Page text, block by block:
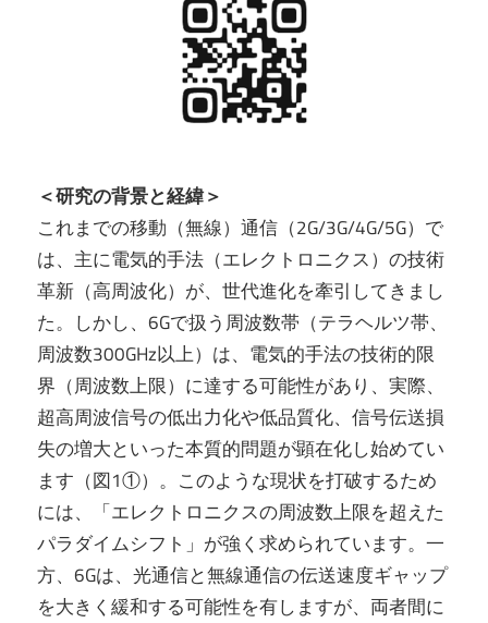
＜研究の背景と経緯＞
これまでの移動（無線）通信（2G/3G/4G/5G）で
は、主に電気的手法（エレクトロニクス）の技術
革新（高周波化）が、世代進化を牽引してきまし
た。しかし、6Gで扱う周波数帯（テラヘルツ帯、
周波数300GHz以上）は、電気的手法の技術的限
界（周波数上限）に達する可能性があり、実際、
超高周波信号の低出力化や低品質化、信号伝送損
失の増大といった本質的問題が顕在化し始めてい
ます（図1①）。このような現状を打破するため
には、「エレクトロニクスの周波数上限を超えた
パラダイムシフト」が強く求められています。一
方、6Gは、光通信と無線通信の伝送速度ギャップ
を大きく緩和する可能性を有しますが、両者間に